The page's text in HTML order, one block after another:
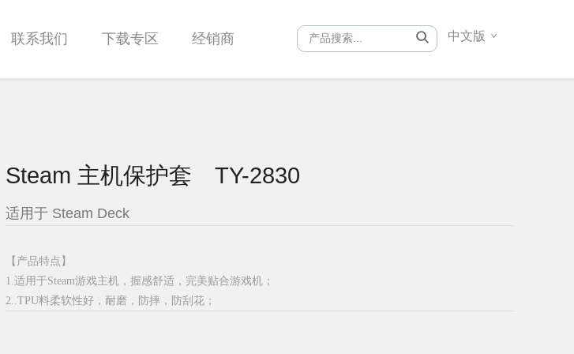
联系我们 下载专区 经销商 中文版
Steam 主机保护套 TY-2830
适用于 Steam Deck
【产品特点】
1.适用于Steam游戏主机，握感舒适，完美贴合游戏机；
2..TPU料柔软性好，耐磨，防摔，防刮花；